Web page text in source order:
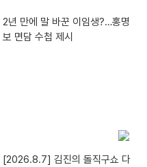
2년 만에 말 바꾼 이임생?…홍명
보 면담 수첩 제시
[2026.8.7] 김진의 돌직구쇼 다